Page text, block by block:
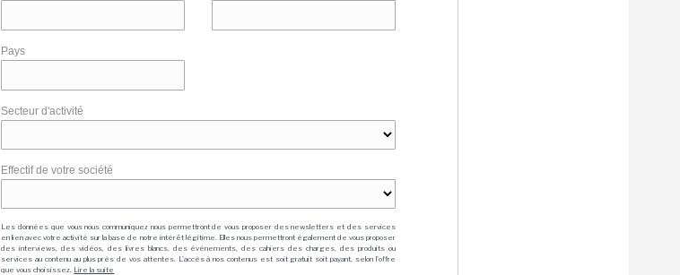
Pays
Secteur d'activité
Effectif de votre société
Les données que vous nous communiquez nous permettront de vous proposer des newsletters et des services
en lien avec votre activité sur la base de notre intérêt légitime. Elles nous permettront également de vous proposer
des interviews, des vidéos, des livres blancs, des événements, des cahiers des charges, des produits ou
services au contenu au plus près de vos attentes. L'accès à nos contenus est soit gratuit soit payant, selon l'offre
que vous choisissez. Lire la suite